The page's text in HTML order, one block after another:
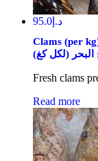
د.إ 95.0
Clams (per
البحر (لكل كغ)
Read more